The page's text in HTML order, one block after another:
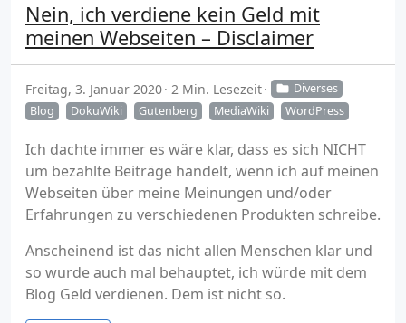
Nein, ich verdiene kein Geld mit
meinen Webseiten – Disclaimer
Freitag, 3. Januar 2020 2 Min. Lesezeit
Diverses
Blog
DokuWiki Gutenberg MediaWiki WordPress
Ich dachte immer es wäre klar, dass es sich NICHT
um bezahlte Beiträge handelt, wenn ich auf meinen
Webseiten über meine Meinungen und/oder
Erfahrungen zu verschiedenen Produkten schreibe.
Anscheinend ist das nicht allen Menschen klar und
so wurde auch mal behauptet, ich würde mit dem
Blog Geld verdienen. Dem ist nicht so.